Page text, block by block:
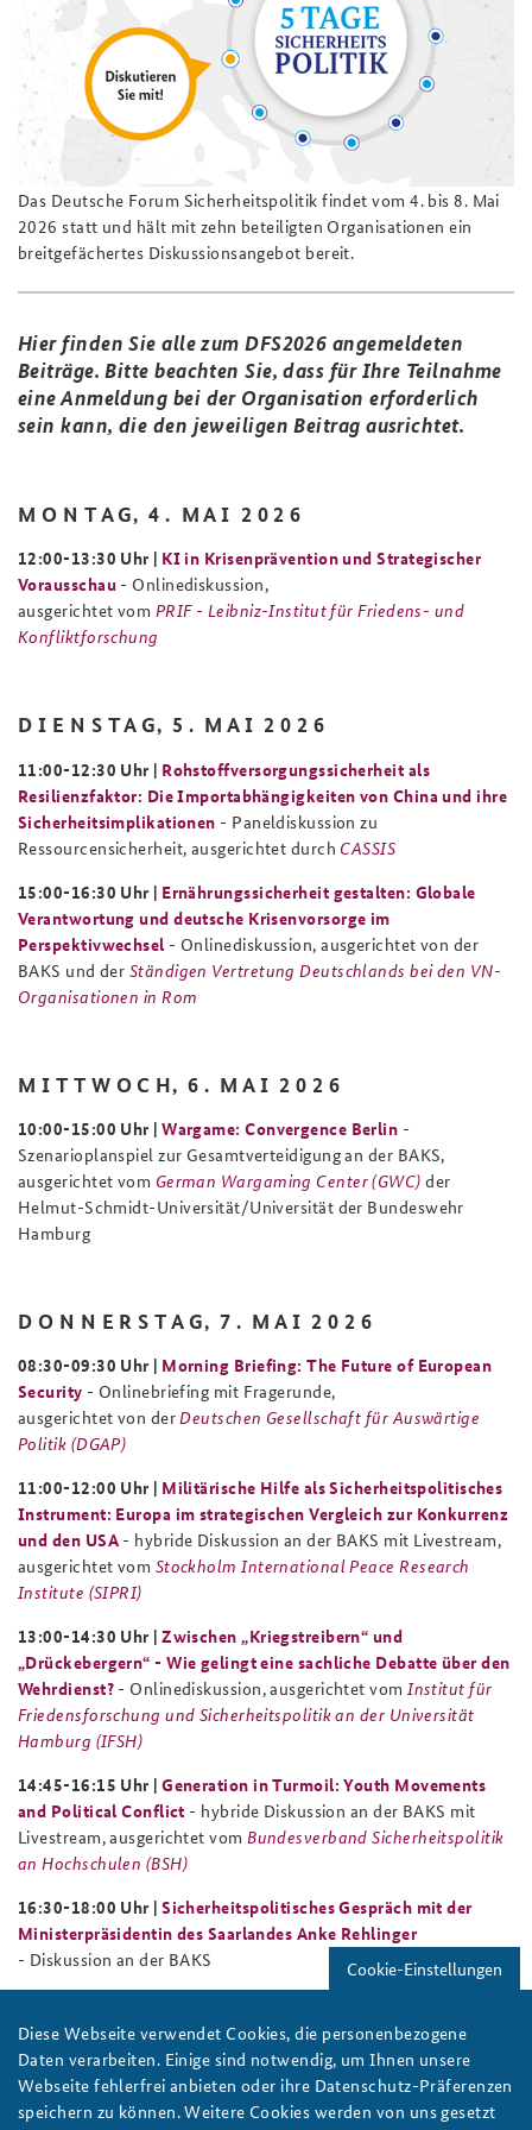
Praktika an der BAKS
Anfahrt
Freundeskreis
Deutsches Forum Sicherheitspolitik
Arbeitskreis "Junge Sicherheitspolitiker"
Das Sicherheitspolitische Gespräch an der BAKS
Studierendenkonferenz Sicherheitspolitik gestalten
Newsletter-Archiv
Das Deutsche Forum Sicherheitspolitik findet vom 4. bis 8. Mai
2026 statt und hält mit zehn beteiligten Organisationen ein
breitgefächertes Diskussionsangebot bereit.
Hier finden Sie alle zum DFS2026 angemeldeten
Beiträge. Bitte beachten Sie, dass für Ihre Teilnahme
eine Anmeldung bei der Organisation erforderlich
sein kann, die den jeweiligen Beitrag ausrichtet.
M O N T A G, 4 . M A I 2 0 2 6
12:00-13:30 Uhr | KI in Krisenprävention und Strategischer
Vorausschau - Onlinediskussion,
ausgerichtet vom PRIF - Leibniz-Institut für Friedens- und
Konfliktforschung
D I E N S T A G, 5 . M A I 2 0 2 6
11:00-12:30 Uhr | Rohstoffversorgungssicherheit als
Resilienzfaktor: Die Importabhängigkeiten von China und ihre
Sicherheitsimplikationen - Paneldiskussion zu
Ressourcensicherheit, ausgerichtet durch CASSIS
15:00-16:30 Uhr | Ernährungssicherheit gestalten: Globale
Verantwortung und deutsche Krisenvorsorge im
Perspektivwechsel - Onlinediskussion, ausgerichtet von der
BAKS und der Ständigen Vertretung Deutschlands bei den VN-
Organisationen in Rom
M I T T W O C H, 6 . M A I 2 0 2 6
10:00-15:00 Uhr |Wargame: Convergence Berlin -
Szenarioplanspiel zur Gesamtverteidigung an der BAKS,
ausgerichtet vom German Wargaming Center (GWC)der
Helmut-Schmidt-Universität/Universität der Bundeswehr
Hamburg
D O N N E R S T A G, 7 . M A I 2 0 2 6
08:30-09:30 Uhr | Morning Briefing: The Future of European
Security - Onlinebriefing mit Fragerunde,
ausgerichtet von derDeutschen Gesellschaft für Auswärtige
Politik (DGAP)
11:00-12:00 Uhr | Militärische Hilfe als Sicherheitspolitisches
Instrument: Europa im strategischen Vergleich zur Konkurrenz
und den USA- hybride Diskussion an der BAKS mit Livestream,
ausgerichtet vom Stockholm International Peace Research
Institute (SIPRI)
13:00-14:30 Uhr | Zwischen „Kriegstreibern“ und
„Drückebergern“ - Wie gelingt eine sachliche Debatte über den
Wehrdienst? - Onlinediskussion, ausgerichtet vomInstitut für
Friedensforschung und Sicherheitspolitik an der Universität
Hamburg (IFSH)
14:45-16:15 Uhr | Generation in Turmoil: Youth Movements
and Political Conflict - hybride Diskussion an der BAKS mit
Livestream, ausgerichtet vomBundesverband Sicherheitspolitik
an Hochschulen (BSH)
16:30-18:00 Uhr |Sicherheitspolitisches Gespräch mit der
Ministerpräsidentin des Saarlandes Anke Rehlinger
- Diskussion an der BAKS
F R E I T A G, 8 . M A I 2 0 2 6
15:00-16:00 Uhr |The Future of UN Cybersecurity Governance
- Onlinediskussion,
Cookie-Einstellungen
Diese Webseite verwendet Cookies, die personenbezogene
Daten verarbeiten. Einige sind notwendig, um Ihnen unsere
Webseite fehlerfrei anbieten oder ihre Datenschutz-Präferenzen
speichern zu können. Weitere Cookies werden von uns gesetzt